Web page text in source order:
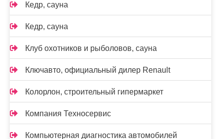
Кедр, сауна
Кедр, сауна
Клуб охотников и рыболовов, сауна
Ключавто, официальный дилер Renault
Колорлон, строительный гипермаркет
Компания Техносервис
Компьютерная диагностика автомобилей